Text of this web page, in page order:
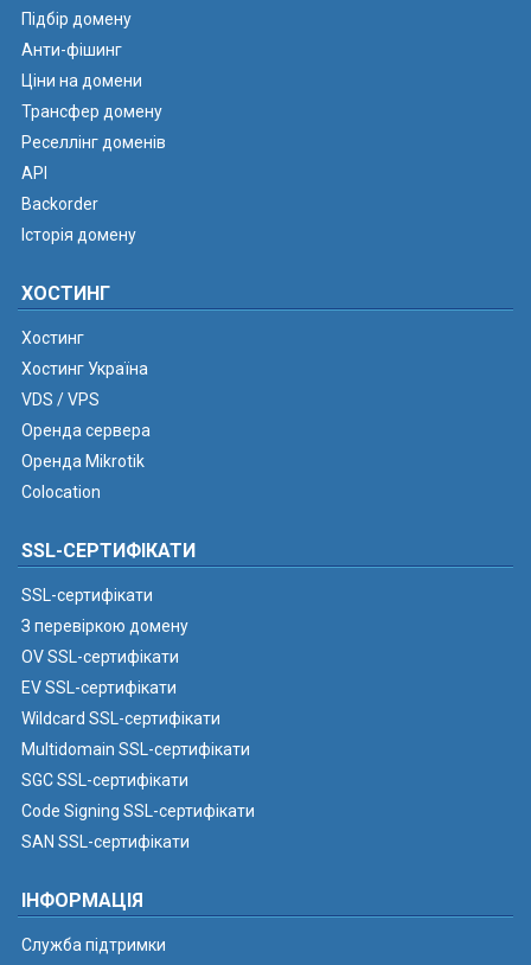
Підбір домену
Анти-фішинг
Ціни на домени
Трансфер домену
Реселлінг доменів
API
Backorder
Історія домену
ХОСТИНГ
Хостинг
Хостинг Україна
VDS / VPS
Оренда сервера
Оренда Mikrotik
Colocation
SSL-СЕРТИФІКАТИ
SSL-сертифікати
З перевіркою домену
OV SSL-сертифікати
EV SSL-сертифікати
Wildcard SSL-сертифікати
Multidomain SSL-сертифікати
SGC SSL-сертифікати
Code Signing SSL-сертифікати
SAN SSL-сертифікати
ІНФОРМАЦІЯ
Служба підтримки